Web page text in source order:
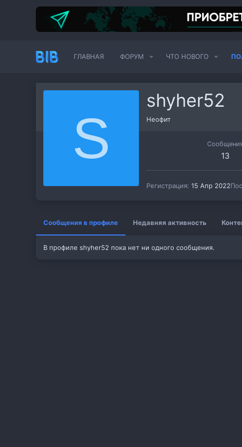
ГЛАВНАЯ ФОРУМ ЧТО НОВОГО
S
shyher52
Неофит
13
Регистрация 15 Апр 2022
Сообщения в профиле Недавняя активность
В профиле shyher52 пока нет ни одного сообщения.